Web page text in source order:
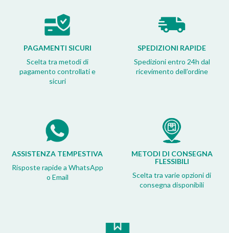
PAGAMENTI SICURI
Scelta tra metodi di
pagamento controllati e
sicuri
SPEDIZIONI RAPIDE
Spedizioni entro 24h dal
ricevimento dell’ordine
ASSISTENZA TEMPESTIVA
Risposte rapide a WhatsApp
o Email
METODI DI CONSEGNA
FLESSIBILI
Scelta tra varie opzioni di
consegna disponibili